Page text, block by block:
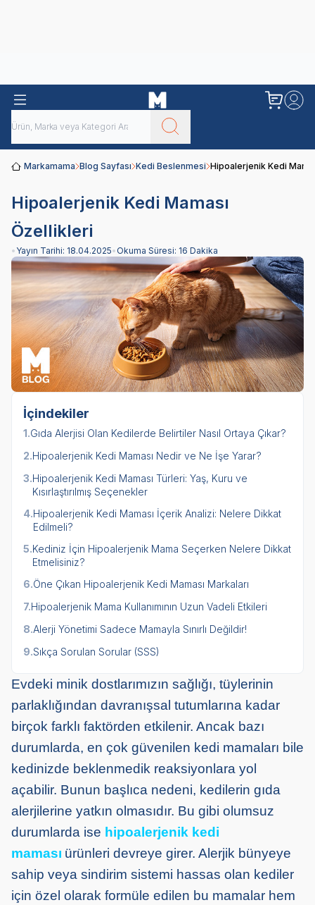
Markamama Blog Sayfası Kedi Beslenmesi Hipoalerjenik Kedi
Hipoalerjenik Kedi Maması
Özellikleri
• Yayın Tarihi: 18.04.2025•Okuma Süresi: 16 Dakika
İçindekiler
1.Gıda Alerjisi Olan Kedilerde Belirtiler Nasıl Ortaya Çıkar?
2.Hipoalerjenik Kedi Maması Nedir ve Ne İşe Yarar?
3.Hipoalerjenik Kedi Maması Türleri: Yaş, Kuru ve
Kısırlaştırılmış Seçenekler
4.Hipoalerjenik Kedi Maması İçerik Analizi: Nelere Dikkat
Edilmeli?
5.Kediniz İçin Hipoalerjenik Mama Seçerken Nelere Dikkat
Etmelisiniz?
6.Öne Çıkan Hipoalerjenik Kedi Maması Markaları
7.Hipoalerjenik Mama Kullanımının Uzun Vadeli Etkileri
8.Alerji Yönetimi Sadece Mamayla Sınırlı Değildir!
9.Sıkça Sorulan Sorular (SSS)
Evdeki minik dostlarımızın sağlığı, tüylerinin
parlaklığından davranışsal tutumlarına kadar
birçok farklı faktörden etkilenir. Ancak bazı
durumlarda, en çok güvenilen kedi mamaları bile
kedinizde beklenmedik reaksiyonlara yol
açabilir. Bunun başlıca nedeni, kedilerin gıda
alerjilerine yatkın olmasıdır. Bu gibi olumsuz
durumlarda ise hipoalerjenik kedi
maması ürünleri devreye girer. Alerjik bünyeye
sahip veya sindirim sistemi hassas olan kediler
için özel olarak formüle edilen bu mamalar hem